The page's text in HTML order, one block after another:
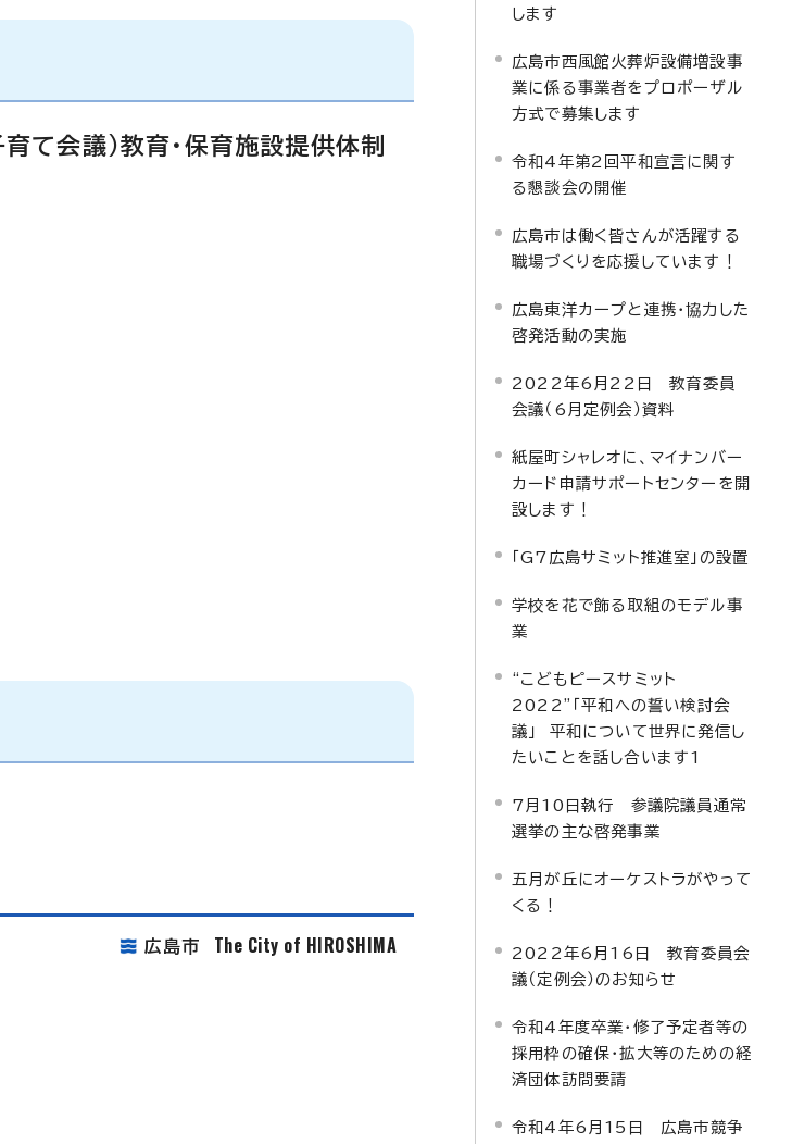
て会議)教育・保育施設提供体制
広島市 The City of HIROSHIMA
します
広島市西風館火葬炉設備増設事
業に係る事業者をプロポーザル
方式で募集します
令和4年第2回平和宣言に関す
る懇談会の開催
広島市は働く皆さんが活躍する
職場づくりを応援しています！
広島東洋カープと連携・協力した
啓発活動の実施
2022年6月22日 教育委員
会議（6月定例会）資料
紙屋町シャレオに、マイナンバー
カード申請サポートセンターを開
設します！
「G7広島サミット推進室」の設置
学校を花で飾る取組のモデル事
業
“こどもピースサミット
2022”「平和への誓い検討会
議」 平和について世界に発信し
たいことを話し合います1
7月10日執行 参議院議員通常
選挙の主な啓発事業
五月が丘にオーケストラがやって
くる！
2022年6月16日 教育委員会
議（定例会）のお知らせ
令和4年度卒業・修了予定者等の
採用枠の確保・拡大等のための経
済団体訪問要請
令和4年6月15日 広島市競争